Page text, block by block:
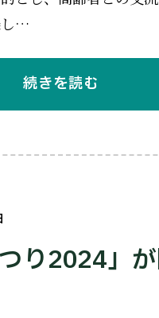
し…
続きを読む
つり2024」